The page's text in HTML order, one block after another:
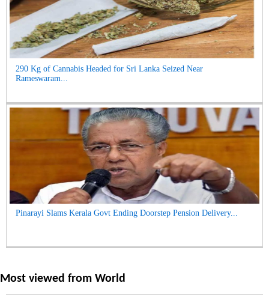
290 Kg of Cannabis Headed for Sri Lanka Seized Near
Rameswaram...
Pinarayi Slams Kerala Govt Ending Doorstep Pension Delivery...
Most viewed from World